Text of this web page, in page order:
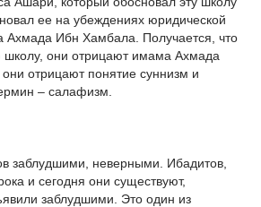
ее на убеждениях юридической
Ахмада Ибн Хамбала. Получается, что
школу, они отрицают имама Ахмада
отрицают понятие суннизм и
– салафизм.
заблудшими, неверными. Ибадитов,
и сегодня они существуют,
заблудшими. Это один из